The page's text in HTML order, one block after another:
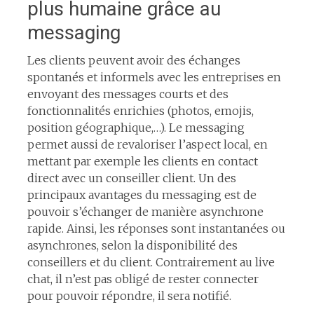
plus humaine grâce au
messaging
Les clients peuvent avoir des échanges
spontanés et informels avec les entreprises en
envoyant des messages courts et des
fonctionnalités enrichies (photos, emojis,
position géographique,…). Le messaging
permet aussi de revaloriser l’aspect local, en
mettant par exemple les clients en contact
direct avec un conseiller client. Un des
principaux avantages du messaging est de
pouvoir s’échanger de manière asynchrone
rapide. Ainsi, les réponses sont instantanées ou
asynchrones, selon la disponibilité des
conseillers et du client. Contrairement au live
chat, il n’est pas obligé de rester connecter
pour pouvoir répondre, il sera notifié.